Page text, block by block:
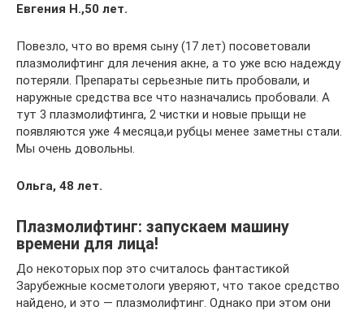
Евгения Н.,50 лет.
Повезло, что во время сыну (17 лет) посоветовали
плазмолифтинг для лечения акне, а то уже всю надежду
потеряли. Препараты серьезные пить пробовали, и
наружные средства все что назначались пробовали. А
тут 3 плазмолифтинга, 2 чистки и новые прыщи не
появляются уже 4 месяца,и рубцы менее заметны стали.
Мы очень довольны.
Ольга, 48 лет.
Плазмолифтинг: запускаем машину
времени для лица!
До некоторых пор это считалось фантастикой
Зарубежные косметологи уверяют, что такое средство
найдено, и это — плазмолифтинг. Однако при этом они